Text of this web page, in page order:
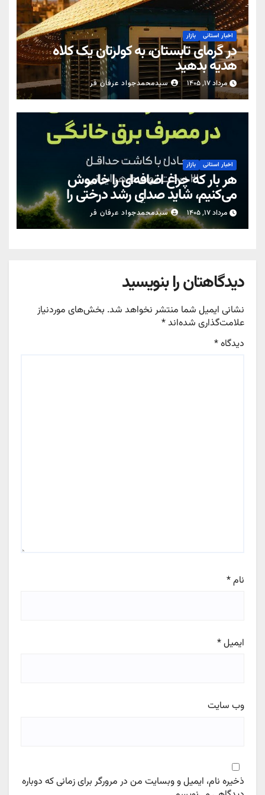
اخبار استانی بازار
در گرمای تابستان، به کولرتان یک کلاه
هدیه بدهید
مرداد ۱۷, ۱۴۰۵ سیدمحمدجواد عرفان فر
اخبار استانی بازار
هر بار که چراغ اضافه‌ای را خاموش
می‌کنیم، شاید صدای رشد درختی را
نشنویم… اما زمین آن را حس می‌کند.
مرداد ۱۷, ۱۴۰۵ سیدمحمدجواد عرفان فر
دیدگاهتان را بنویسید
نشانی ایمیل شما منتشر نخواهد شد. بخش‌های موردنیاز
علامت‌گذاری شده‌اند*
دیدگاه*
نام*
ایمیل*
وب‌ سایت
ذخیره نام، ایمیل و وبسایت من در مرورگر برای زمانی که دوباره